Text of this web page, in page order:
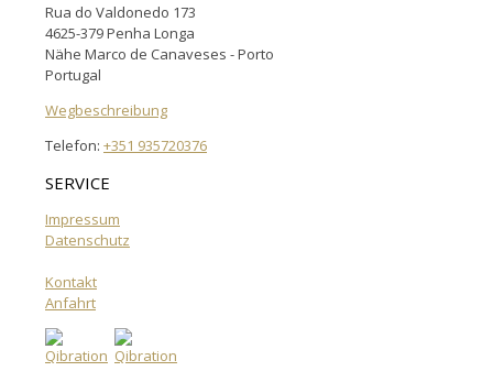
Rua do Valdonedo 173
4625-379 Penha Longa
Nähe Marco de Canaveses - Porto
Portugal
Wegbeschreibung
Telefon: +351 935720376
SERVICE
Impressum
Datenschutz
Kontakt
Anfahrt